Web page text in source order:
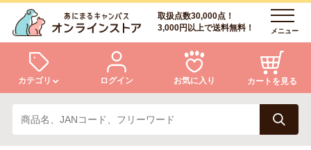
取扱点数30,000点！
3,000円以上で送料無料！
メニュー
カテゴリ
犬 猫
ログイン お気に入り カートを見る
ログイン